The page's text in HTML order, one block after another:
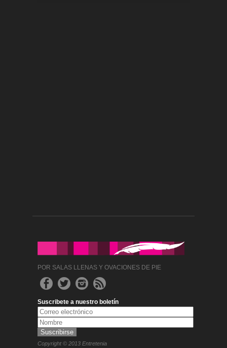
POR SALAS LLENAS Y OVACIONES DE PIE
Suscribete a nuestro boletín
Copyright © 2013 Entretenia